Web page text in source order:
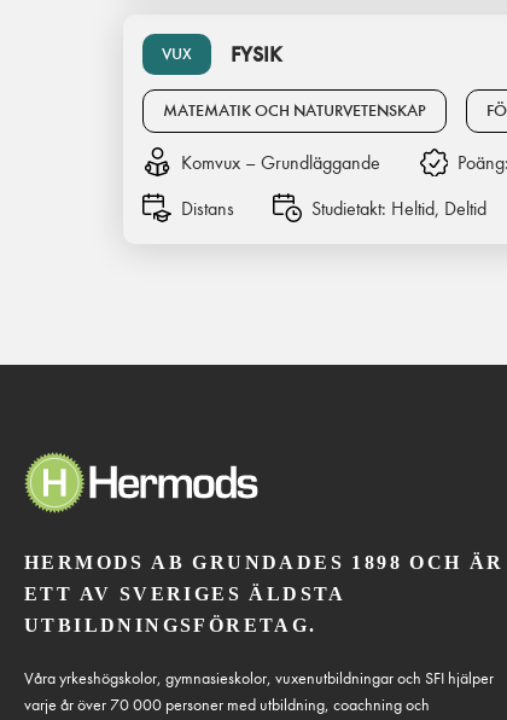
VUX FYSIK
MATEMATIK OCH NATURVETENSKAP
Komvux – Grundläggande Poäng:
Distans
Studietakt: Heltid, Deltid
HERMODS AB GRUNDADES 1898 OCH ÄR
ETT AV SVERIGES ÄLDSTA
UTBILDNINGSFÖRETAG.
Våra yrkeshögskolor, gymnasieskolor, vuxenutbildningar och SFI hjälper
varje år över 70 000 personer med utbildning, coachning och